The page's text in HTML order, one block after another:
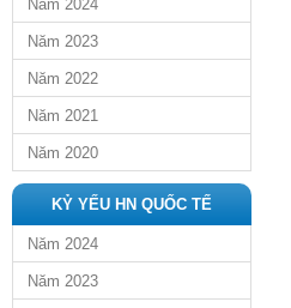
Năm 2024
Năm 2023
Năm 2022
Năm 2021
Năm 2020
KỶ YẾU HN QUỐC TẾ
Năm 2024
Năm 2023